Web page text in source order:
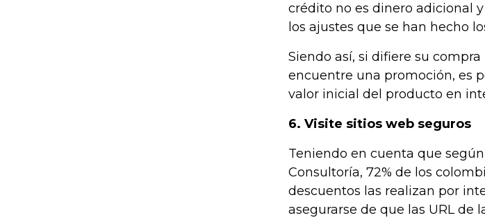
crédito no es dinero adicional
los ajustes que se han hecho
Siendo así, si difiere su
encuentre una promoción, es
valor inicial del producto en
6. Visite sitios web seguros
Teniendo en cuenta que
Consultoría, 72% de los
descuentos las realizan por
asegurarse de que las URL de